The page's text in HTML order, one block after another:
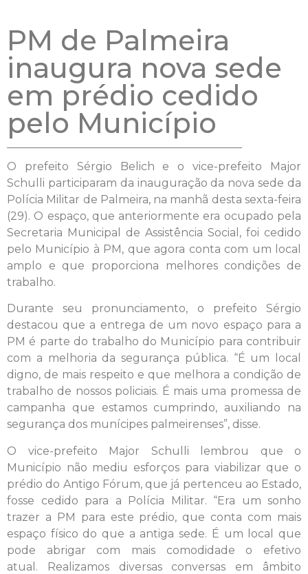
PM de Palmeira
inaugura nova sede
em prédio cedido
pelo Município
O prefeito Sérgio Belich e o vice-prefeito Major
Schulli participaram da inauguração da nova sede da
Polícia Militar de Palmeira, na manhã desta sexta-feira
(29). O espaço, que anteriormente era ocupado pela
Secretaria Municipal de Assistência Social, foi cedido
pelo Município à PM, que agora conta com um local
amplo e que proporciona melhores condições de
trabalho.
Durante seu pronunciamento, o prefeito Sérgio
destacou que a entrega de um novo espaço para a
PM é parte do trabalho do Município para contribuir
com a melhoria da segurança pública. “É um local
digno, de mais respeito e que melhora a condição de
trabalho de nossos policiais. É mais uma promessa de
campanha que estamos cumprindo, auxiliando na
segurança dos munícipes palmeirenses”, disse.
O vice-prefeito Major Schulli lembrou que o
Município não mediu esforços para viabilizar que o
prédio do Antigo Fórum, que já pertenceu ao Estado,
fosse cedido para a Polícia Militar. “Era um sonho
trazer a PM para este prédio, que conta com mais
espaço físico do que a antiga sede. É um local que
pode abrigar com mais comodidade o efetivo
atual. Realizamos diversas conversas em âmbito